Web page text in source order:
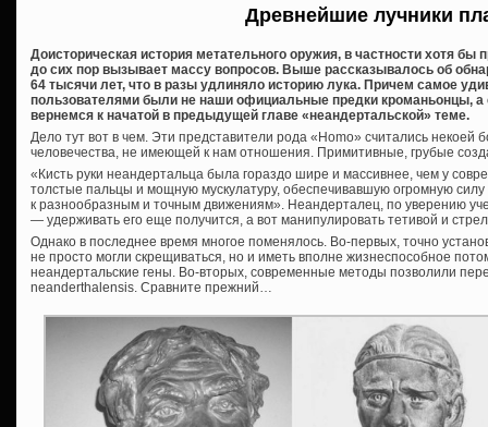
Древнейшие лучники
Доисторическая история метательного оружия, в частности хотя бы
до сих пор вызывает массу вопросов. Выше рассказывалось об
64 тысячи лет, что в разы удлиняло историю лука. Причем самое
пользователями были не наши официальные предки кроманьонцы,
вернемся к начатой в предыдущей главе «неандертальской» теме.
Дело тут вот в чем. Эти представители рода «Homo» считались некоей
человечества, не имеющей к нам отношения. Примитивные, грубые
«Кисть руки неандертальца была гораздо шире и массивнее, чем у
толстые пальцы и мощную мускулатуру, обеспечивавшую огромную
к разнообразным и точным движениям». Неандерталец, по уверению
— удерживать его еще получится, а вот манипулировать тетивой и
Однако в последнее время многое поменялось. Во-первых, точно
не просто могли скрещиваться, но и иметь вполне жизнеспособное
неандертальские гены. Во-вторых, современные методы позволили
neanderthalensis. Сравните прежний…